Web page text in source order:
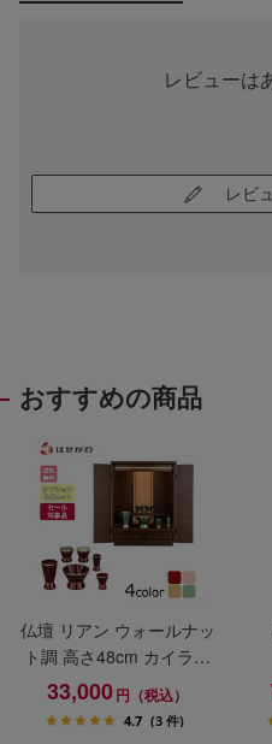
レビューは
レビ
おすすめの商品
仏壇 リアン ウォールナッ
ト調 高さ48cm カイラ具
足セット
33,000円（税込）
4.7 (3 件)